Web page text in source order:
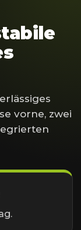
vorne, zwei